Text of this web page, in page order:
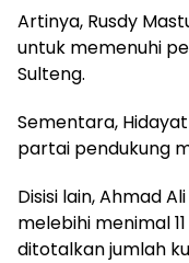
Artinya, Rusdy
untuk memenuhi
Sulteng.
Sementara,
partai pendukung
Disisi lain, Ahmad
melebihi menimal
ditotalkan jumlah